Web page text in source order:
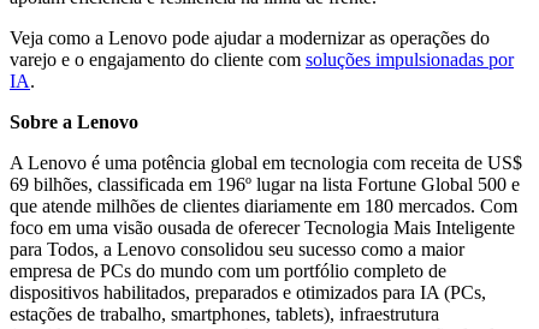
Veja como a Lenovo pode ajudar a modernizar as operações do
varejo e o engajamento do cliente com soluções impulsionadas por
IA.
Sobre a Lenovo
A Lenovo é uma potência global em tecnologia com receita de US$
69 bilhões, classificada em 196º lugar na lista Fortune Global 500 e
que atende milhões de clientes diariamente em 180 mercados. Com
foco em uma visão ousada de oferecer Tecnologia Mais Inteligente
para Todos, a Lenovo consolidou seu sucesso como a maior
empresa de PCs do mundo com um portfólio completo de
dispositivos habilitados, preparados e otimizados para IA (PCs,
estações de trabalho, smartphones, tablets), infraestrutura